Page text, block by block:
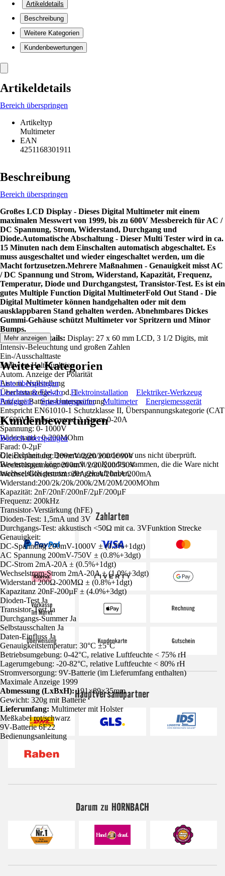
Artikeldetails
Beschreibung
Weitere Kategorien
Kundenbewertungen
Artikeldetails
Bereich überspringen
Artikeltyp
Multimeter
EAN
4251168301911
Beschreibung
Bereich überspringen
Großes LCD Display - Dieses Digital Multimeter mit einem
maximalen Messwert von 1999, bis zu 600V Messbereich für AC /
DC Spannung, Strom, Widerstand, Durchgang und
Diode.Automatische Abschaltung - Dieser Multi Tester wird in ca.
15 Minuten nach dem Einschalten automatisch abgeschaltet. Es
muss ausgeschaltet und wieder eingeschaltet werden, um die
Macht fortzusetzen.Mehrere Maßnahmen - Genauigkeit misst AC
/ DC Spannung und Strom, Widerstand, Kapazität, Frequenz,
Temperatur, Diode und Durchgangstest, Transistor-Test. Es ist ein
gutes Multiple Function Digital MultimeterFold Out Stand - Die
Digital Multimeter können handgehalten oder mit dem
ausklappbaren Stand gehalten werden. Abnehmbares Dickes
Gummi-Gehäuse schützt Multimeter vor Spritzern und Minor
Bumps.
Technische Details: Display: 27 x 60 mm LCD, 3 1/2 Digits, mit
Intensiv-Beleuchtung und großen Zahlen
Ein-/Ausschalttaste
Meßwert-Haltefunktion
Autom. Anzeige der Polarität
Autom. Nullstellung
Überlastanzeige -1 od. 1
Anzeige Batterie-Unterspannung
Entspricht EN61010-1 Schutzklasse II, Überspannungskategorie (CAT
II, 600V)Emissionsgrad 2. Strom 0-20A
Spannung: 0- 1000V
Widerstand : 0-200MOhm
Farad: 0-2µF
Gleichspannung: 200mV/2/20/200/1000V
Wechselspannung: 200mV/2/20/200/750V
Wechsel/Gleichstrom: 20A/2mA/20mA/200mA
Widerstand:200/2k/20k/200k/2M/20M/200MOhm
Kapazität: 2nF/20nF/200nF/2µF/200µF
Frequenz: 200kHz
Transistor-Verstärkung (hFE)
Dioden-Test: 1,5mA und 3V
Durchgangs-Test: akkustisch <50Ω mit ca. 3VFunktion Strecke
Genauigkeit:
DC-Spannung 200mV-1000V ± (0.5%+1dgt)
AC Spannung 200mV-750V ± (0.8%+3dgt)
DC-Strom 2mA-20A ± (0.5%+1dgt)
Wechselstrom-Strom 2mA-20A ± (1.0%+3dgt)
Widerstand 200Ω-200MΩ ± (0.8%+1dgt)
Kapazitanz 20nF-200µF ± (4.0%+3dgt)
Dioden-Test Ja
Transistor-Test Ja
Durchgangs-Summer Ja
Selbstausschalten Ja
Daten-Einfluss Ja
Genauigkeitstemperatur: 30°C ±5°C
Betriebsumgebung: 0-42°C, relative Luftfeuchte < 75% rH
Lagerumgebung: -20-82°C, relative Luftfeuchte < 80% rH
Stromversorgung: 9V-Batterie (im Lieferumfang enthalten)
Maximale Anzeige 1999
Abmessung (LxBxH):191×89×35mm
Gewicht: 320g mit Batterie
Lieferumfang: Multimeter mit Holster
Meßkabel rot/schwarz
9V-Batterie 6F22
Bedienungsanleitung
Mehr anzeigen
Weitere Kategorien
Liste überspringen
Leuchten & Elektro
Elektroinstallation
Elektriker-Werkzeug
Prüfgeräte
Spannungsprüfer Multimeter Energiemessgerät
Kundenbewertungen
Bereich überspringen
Die Echtheit der Bewertungen wurde von uns nicht überprüft.
Bewertungen können auch von Kunden stammen, die die Ware nicht
nachweislich genutzt oder gekauft haben.
Zahlarten
Hauptversandpartner
Darum zu HORNBACH